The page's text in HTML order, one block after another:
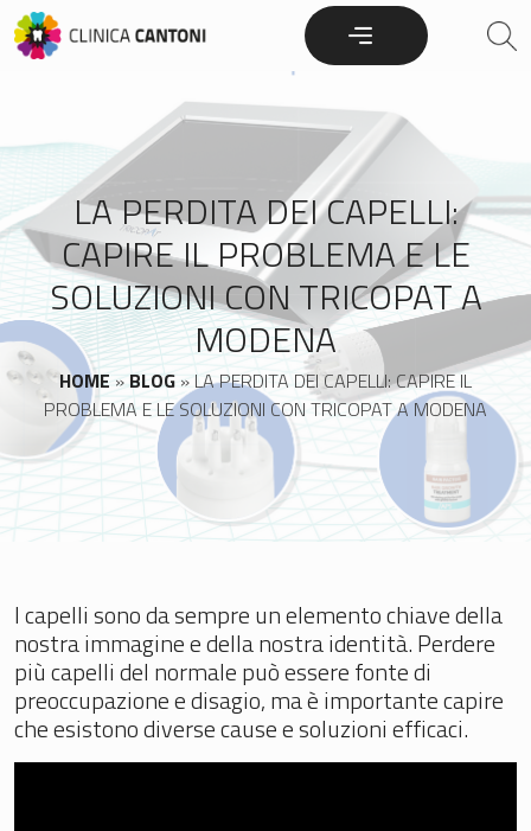
Skip
to
LA PERDITA DEI CAPELLI:
CAPIRE IL PROBLEMA E LE
SOLUZIONI CON TRICOPAT A
MODENA
HOME »BLOG » LA PERDITA DEI CAPELLI: CAPIRE IL
PROBLEMA E LE SOLUZIONI CON TRICOPAT A MODENA
I capelli sono da sempre un elemento chiave della
nostra immagine e della nostra identità. Perdere
più capelli del normale può essere fonte di
preoccupazione e disagio, ma è importante capire
che esistono diverse cause e soluzioni efficaci.